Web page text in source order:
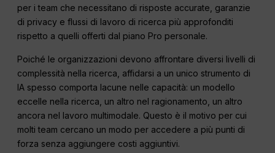
per i team che necessitano di risposte accurate, garanzie
di privacy e flussi di lavoro di ricerca più approfonditi
rispetto a quelli offerti dal piano Pro personale.
Poiché le organizzazioni devono affrontare diversi livelli di
complessità nella ricerca, affidarsi a un unico strumento di
IA spesso comporta lacune nelle capacità: un modello
eccelle nella ricerca, un altro nel ragionamento, un altro
ancora nel lavoro multimodale. Questo è il motivo per cui
molti team cercano un modo per accedere a più punti di
forza senza aggiungere costi aggiuntivi.